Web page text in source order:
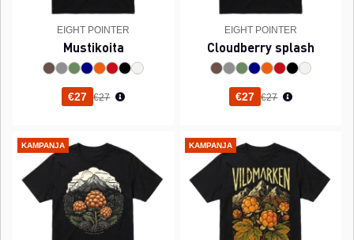
EIGHT POINTER
Mustikoita
€27 Normaali hinta
€27
EIGHT POINTER
Cloudberry splash
€27 Normaali hinta
€27
KAMPANJA KAMPANJA